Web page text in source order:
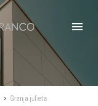
Granja julieta